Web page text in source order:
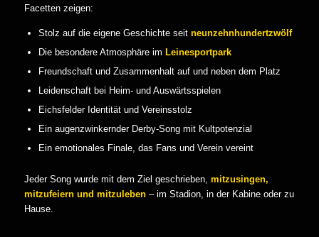
Facetten zeigen:
Stolz auf die eigene Geschichte seit neunzehnhundertzwölf
Die besondere Atmosphäre im Leinesportpark
Freundschaft und Zusammenhalt auf und neben dem Platz
Leidenschaft bei Heim- und Auswärtsspielen
Eichsfelder Identität und Vereinsstolz
Ein augenzwinkernder Derby-Song mit Kultpotenzial
Ein emotionales Finale, das Fans und Verein vereint
Jeder Song wurde mit dem Ziel geschrieben, mitzusingen,
mitzufeiern und mitzuleben– im Stadion, in der Kabine oder zu
Hause.